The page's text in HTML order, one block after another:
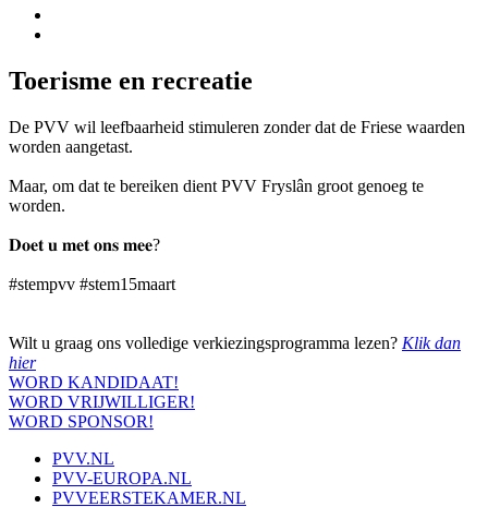
Toerisme en recreatie
De PVV wil leefbaarheid stimuleren zonder dat de Friese waarden
worden aangetast.
Maar, om dat te bereiken dient PVV Fryslân groot genoeg te
worden.
𝐃𝐨𝐞𝐭 𝐮 𝐦𝐞𝐭 𝐨𝐧𝐬 𝐦𝐞𝐞?
#stempvv #stem15maart
Wilt u graag ons volledige verkiezingsprogramma lezen? Klik dan
hier
WORD KANDIDAAT!
WORD VRIJWILLIGER!
WORD SPONSOR!
PVV.NL
PVV-EUROPA.NL
PVVEERSTEKAMER.NL